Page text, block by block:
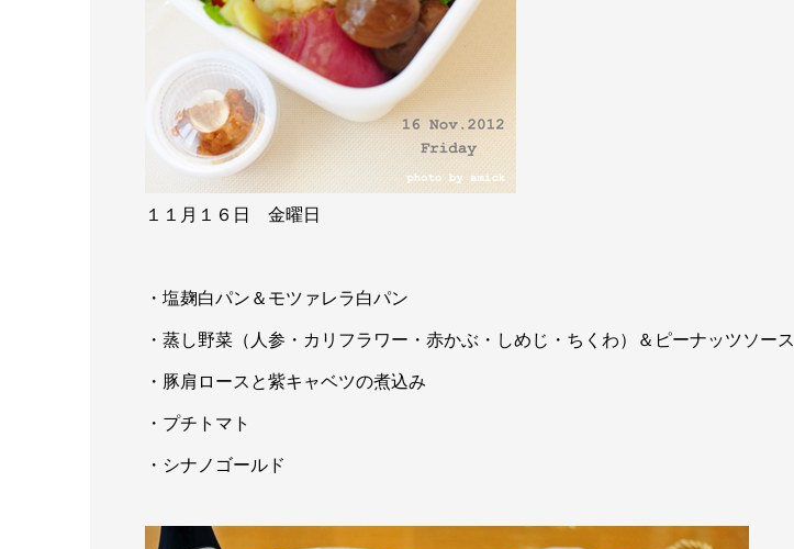
１１月１６日 金曜日
・塩麹白パン＆モツァレラ白パン
・蒸し野菜（人参・カリフラワー・赤かぶ・しめじ・ちくわ）＆ピーナッツソース
・豚肩ロースと紫キャベツの煮込み
・プチトマト
・シナノゴールド